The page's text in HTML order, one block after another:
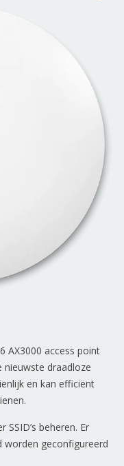
AX3000 access point
nieuwste draadloze
en kan efficiënt
beheren. Er
worden geconfigureerd